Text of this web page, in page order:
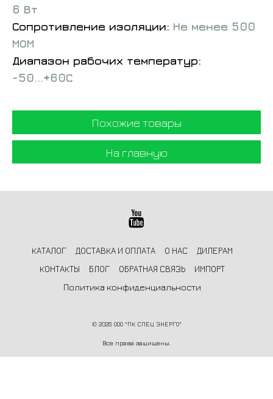
6 Вт
Сопротивление изоляции: Не менее 500
МОМ
Диапазон рабочих температур:
-50...+60С
Похожие товары
На главную
КАТАЛОГ ДОСТАВКА И ОПЛАТА О НАС
ДИЛЕРАМ
КОНТАКТЫ
БЛОГ ОБРАТНАЯ СВЯЗЬ
ИМПОРТ
Политика конфиденциальности
© 2026 ООО "ПК СПЕЦ ЭНЕРГО"
Все права защищены.